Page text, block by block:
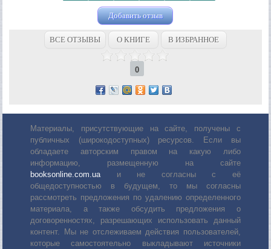
Добавить отзыв
ВСЕ ОТЗЫВЫ О КНИГЕ В ИЗБРАННОЕ
0
Материалы, присутствующие на сайте, получены с
публичных (широкодоступных) ресурсов. Если вы
обладаете авторским правом на какую либо
информацию, размещенную на сайте
booksonline.com.uaи не согласны с её
общедоступностью в будущем, то мы согласны
рассмотреть предложения по удалению определенного
материала, а также обсудить предложения о
договоренностях, разрешающих использовать данный
контент. Мы не отслеживаем действия пользователей,
которые самостоятельно выкладывают источники